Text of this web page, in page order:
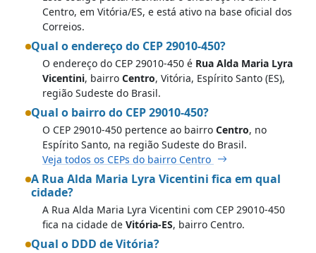
Centro, em Vitória/ES, e está ativo na base oficial dos
Correios.
Qual o endereço do CEP 29010-450?
O endereço do CEP 29010-450 é Rua Alda Maria Lyra
Vicentini, bairro Centro, Vitória, Espírito Santo (ES),
região Sudeste do Brasil.
Qual o bairro do CEP 29010-450?
O CEP 29010-450 pertence ao bairro Centro, no
Espírito Santo, na região Sudeste do Brasil.
Veja todos os CEPs do bairro Centro
A Rua Alda Maria Lyra Vicentini fica em qual
cidade?
A Rua Alda Maria Lyra Vicentini com CEP 29010-450
fica na cidade de Vitória-ES, bairro Centro.
Qual o DDD de Vitória?